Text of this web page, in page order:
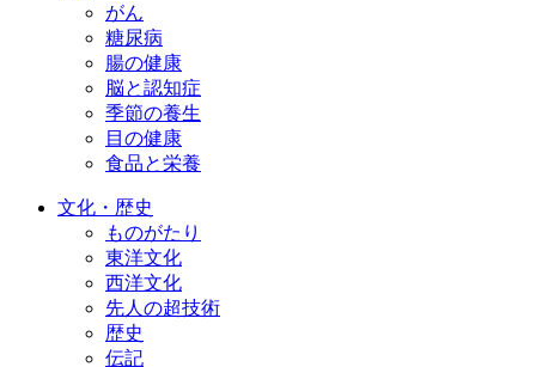
がん
糖尿病
腸の健康
脳と認知症
季節の養生
目の健康
食品と栄養
文化・歴史
ものがたり
東洋文化
西洋文化
先人の超技術
歴史
伝記